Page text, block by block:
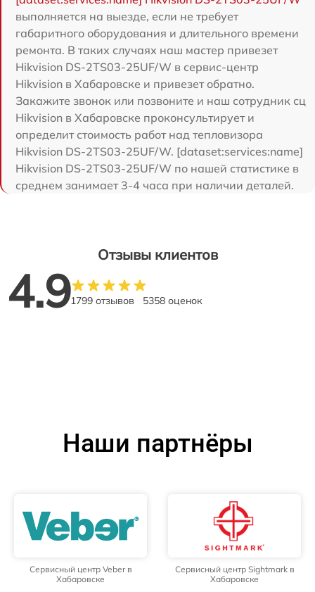
выполняется на выезде, если не требует
габаритного оборудования и длительного времени
ремонта. В таких случаях наш мастер привезет
Hikvision DS-2TS03-25UF/W в сервис-центр
Hikvision в Хабаровске и привезет обратно.
Закажите звонок или позвоните и наш сотрудник сц
Hikvision в Хабаровске проконсультирует и
определит стоимость работ над тепловизора
Hikvision DS-2TS03-25UF/W. [dataset:services:name]
Hikvision DS-2TS03-25UF/W по нашей статистике в
среднем занимает 3-4 часа при наличии деталей.
Отзывы клиентов
4.91799 отзывов 5358 оценок
Наши партнёры
Сервисный центр Veber в
Хабаровске
Сервисный центр Sightmark в
Хабаровске